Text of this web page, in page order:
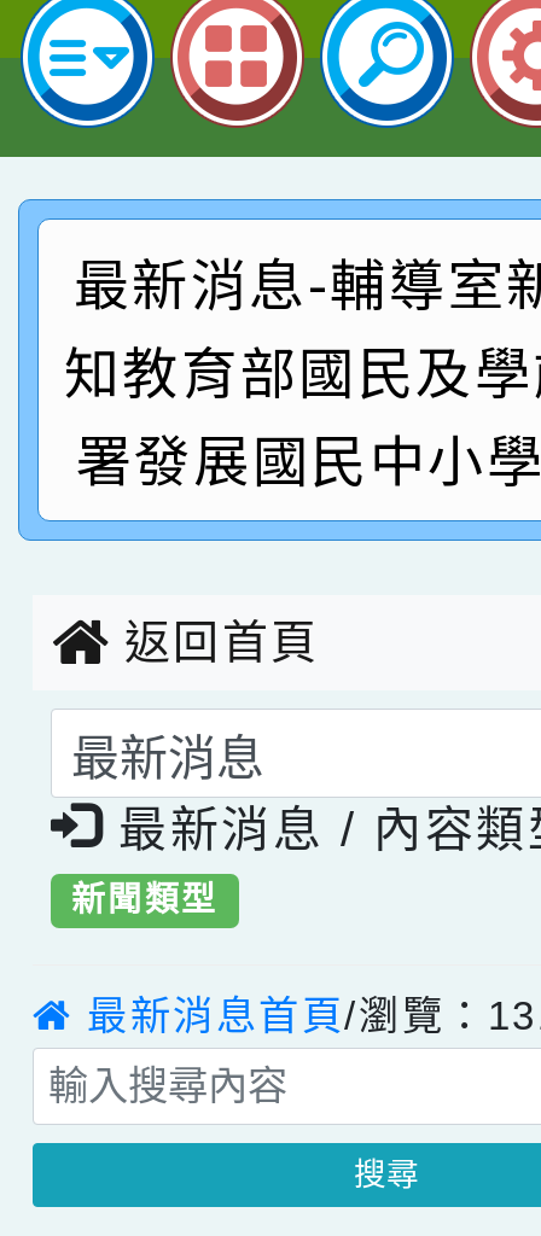
名 指導老師王老師、
園市英語競賽國小朗
指導老師林老師
賀！本校參加桃園市中
賽 劉文瑛教師榮獲教
臺灣台語-第二名
賀！本校參與2026世
市賽榮獲科學小創客佳
名
倩參加桃園市科展 國
名 指導老師王老師、
賀！本校四年二班張O
園市英語競賽國小朗讀
指導老師林老師
賀！本校參加桃園市中
賽 劉文瑛教師榮獲教
臺灣台語-第二名
賀！本校參與2026世
市賽榮獲科學小創客佳
最新消息-輔導室
知教育部國民及
署發展國民中小
返回首頁
選擇後頁面內容會更
最新消息 / 內容類
新聞類型
最新消息首頁/瀏覽：
搜尋